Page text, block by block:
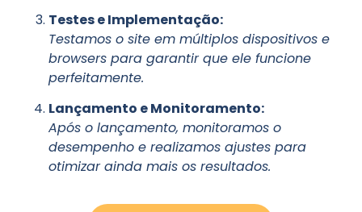
Testes e Implementação:
Testamos o site em múltiplos dispositivos e
browsers para garantir que ele funcione
perfeitamente.
Lançamento e Monitoramento:
Após o lançamento, monitoramos o
desempenho e realizamos ajustes para
otimizar ainda mais os resultados.